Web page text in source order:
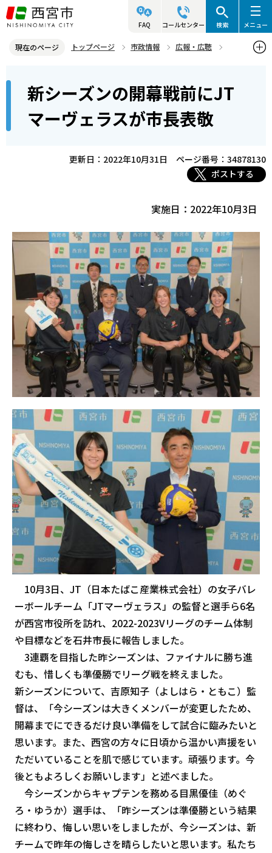
こ
の
ジ
頭
FAQ コールセンター 検索 メニュー
現在のページ トップページ 市政情報
広報・広聴
新シーズンの開幕戦前にJTマーヴェラスが市長表敬
新シーズンの開幕戦前にJT
マーヴェラスが市長表敬
更新日：2022年10月31日
ページ番号：34878130
ポストする
実施日：2022年10月3日
10月3日、JT（日本たばこ産業株式会社）の女子バレ
ーボールチーム「JTマーヴェラス」の監督と選手ら6名
が西宮市役所を訪れ、2022-2023Vリーグのチーム体制
や目標などを石井市長に報告しました。
3連覇を目指した昨シーズンは、ファイナルに勝ち進
むも、惜しくも準優勝でリーグ戦を終えました。
新シーズンについて、吉原知子（よしはら・ともこ）監
督は、「今シーズンは大きくメンバーが変更したため、
開幕までにできるだけ良い準備をして試合に臨みたいと
思います。また、西宮の方々に日頃から温かい声援をい
ただいていることを肌で感じています。頑張ります。今
後ともよろしくお願いします」と述べました。
今シーズンからキャプテンを務める目黒優佳（めぐ
ろ・ゆうか）選手は、「昨シーズンは準優勝という結果
に終わり、悔しい思いをしましたが、今シーズンは、新
チームで昨年の悔しさを晴らしたいと思います。私たち